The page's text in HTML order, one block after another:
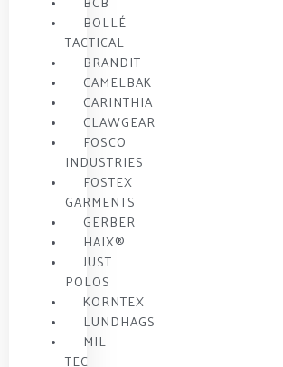
BOLLÉ
TACTICAL
BRANDIT
CAMELBAK
CARINTHIA
CLAWGEAR
FOSCO
INDUSTRIES
FOSTEX
GARMENTS
GERBER
HAIX®
JUST
POLOS
KORNTEX
LUNDHAGS
MIL-
TEC